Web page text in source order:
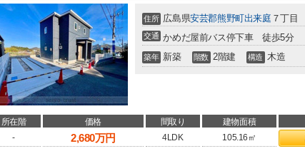
住所 広島県安芸郡熊野町出来庭 ７丁目
交通 かめだ屋前バス停下車 徒歩5分
築年 新築 階数 2階建 構造 木造
所在階 価格 間取り 建物面積
-
2,680万円 4LDK 105.16㎡